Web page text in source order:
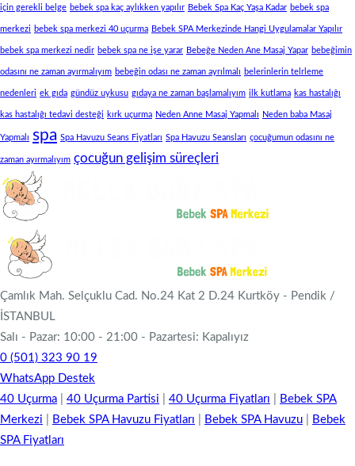
için gerekli belge bebek spa kaç aylıkken yapılır Bebek Spa Kaç Yaşa Kadar bebek spa
merkezi bebek spa merkezi 40 uçurma Bebek SPA Merkezinde Hangi Uygulamalar Yapılır
bebek spa merkezi nedir bebek spa ne işe yarar Bebeğe Neden Ane Masaj Yapar bebeğimin
odasını ne zaman ayırmalıyım bebeğin odası ne zaman ayrılmalı belerinlerin telrleme
nedenleri ek gıda gündüz uykusu gıdaya ne zaman başlamalıyım ilk kutlama kas hastalığı
kas hastalığı tedavi desteği kırk uçurma Neden Anne Masaj Yapmalı Neden baba Masaj
Yapmalı spa Spa Havuzu Seans Fiyatları Spa Havuzu Seansları çocuğumun odasını ne
zaman ayırmalıyım çocuğun gelişim süreçleri
Çamlık Mah. Selçuklu Cad. No.24 Kat 2 D.24 Kurtköy - Pendik /
İSTANBUL
Salı - Pazar: 10:00 - 21:00 - Pazartesi: Kapalıyız
0 (501) 323 90 19
WhatsApp Destek
40 Uçurma
40 Uçurma Partisi 40 Uçurma Fiyatları
Bebek SPA
Merkezi
Bebek SPA Havuzu Fiyatları Bebek SPA Havuzu
Bebek
SPA Fiyatları